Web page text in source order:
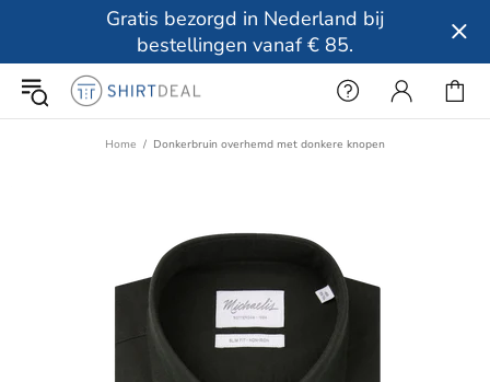
Gratis bezorgd in Nederland bij
bestellingen vanaf € 85.
Home Donkerbruin overhemd met donkere knopen